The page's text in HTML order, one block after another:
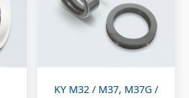
KY M32 / M37, M37G /